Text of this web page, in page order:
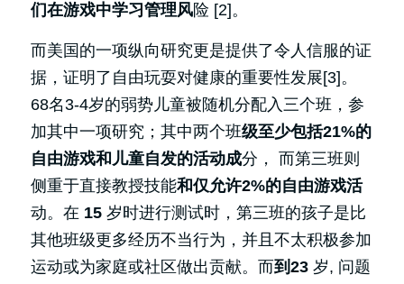
们在游戏中学习管理风险 [2]。
而美国的一项纵向研究更是提供了令人信服的证
据，证明了自由玩耍对健康的重要性发展[3]。
68名3-4岁的弱势儿童被随机分配入三个班，参
加其中一项研究；其中两个班级至少包括21%的
自由游戏和儿童自发的活动成分， 而第三班则
侧重于直接教授技能和仅允许2%的自由游戏活
动。在 15 岁时进行测试时，第三班的孩子是比
其他班级更多经历不当行为，并且不太积极参加
运动或为家庭或社区做出贡献。而到23 岁, 问题